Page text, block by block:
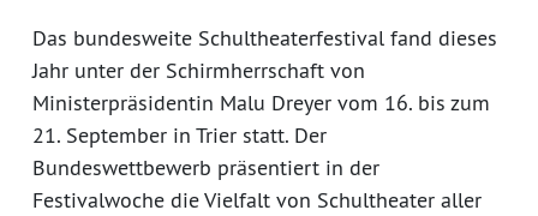
Das bundesweite Schultheaterfestival fand dieses
Jahr unter der Schirmherrschaft von
Ministerpräsidentin Malu Dreyer vom 16. bis zum
21. September in Trier statt. Der
Bundeswettbewerb präsentiert in der
Festivalwoche die Vielfalt von Schultheater aller